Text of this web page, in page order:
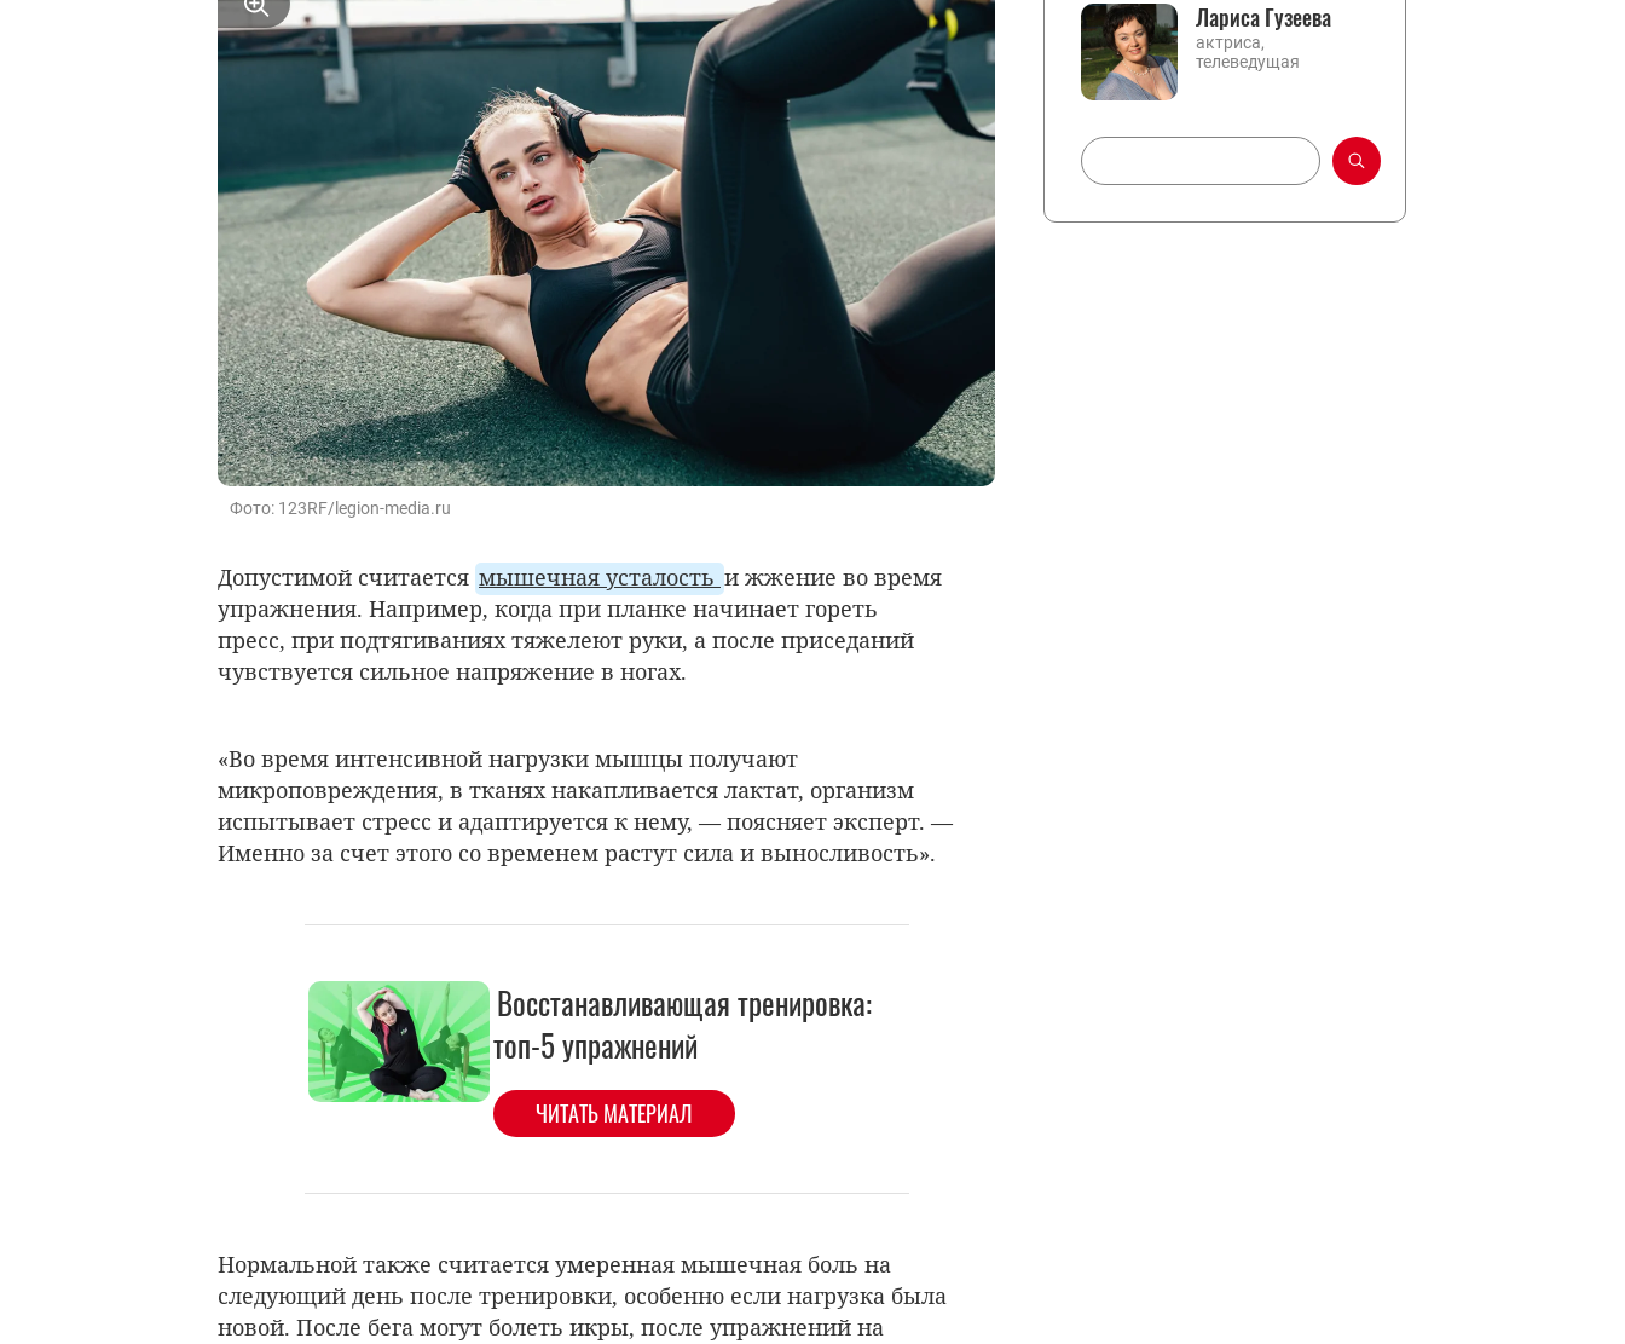
Фото: 123RF/legion-media.ru
Допустимой считается мышечная усталость и жжение во время
упражнения. Например, когда при планке начинает гореть
пресс, при подтягиваниях тяжелеют руки, а после приседаний
чувствуется сильное напряжение в ногах.
«Во время интенсивной нагрузки мышцы получают
микроповреждения, в тканях накапливается лактат, организм
испытывает стресс и адаптируется к нему, — поясняет эксперт. —
Именно за счет этого со временем растут сила и выносливость».
Восстанавливающая тренировка:
топ-5 упражнений
ЧИТАТЬ МАТЕРИАЛ
Нормальной также считается умеренная мышечная боль на
следующий день после тренировки, особенно если нагрузка была
новой. После бега могут болеть икры, после упражнений на
Лариса Гузеева
актриса,
телеведущая